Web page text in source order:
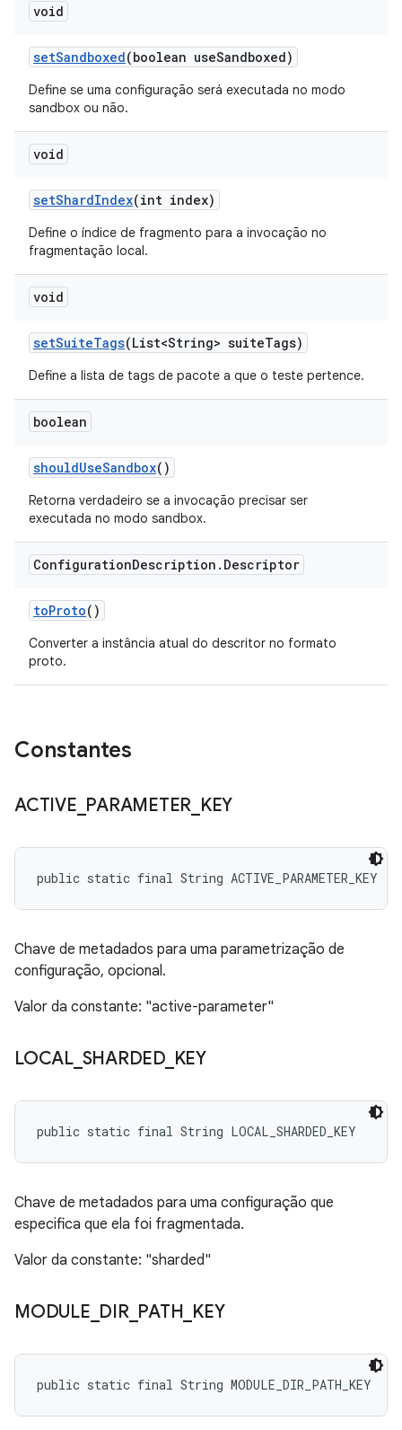
void
setSandboxed(boolean useSandboxed)
Define se uma configuração será executada no modo
sandbox ou não.
void
setShardIndex(int index)
Define o índice de fragmento para a invocação no
fragmentação local.
void
setSuiteTags(List<String> suiteTags)
Define a lista de tags de pacote a que o teste pertence.
boolean
shouldUseSandbox()
Retorna verdadeiro se a invocação precisar ser
executada no modo sandbox.
ConfigurationDescription . Descriptor
toProto()
Converter a instância atual do descritor no formato
proto.
Constantes
ACTIVE PARAMETER KEY
public static final String ACTIVE_PARAMETER_KEY
Chave de metadados para uma parametrização de
configuração, opcional.
Valor da constante: "active-parameter"
LOCAL_ SHARDED_ KEY
public static final String LOCAL_SHARDED_KEY
Chave de metadados para uma configuração que
especifica que ela foi fragmentada.
Valor da constante: "sharded"
MODULE DIR_ PATH KEY
public static final String MODULE_DIR_PATH_KEY